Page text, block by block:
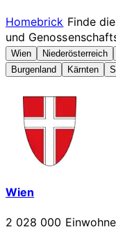
Homebrick Finde
und
Wien Niederösterreich
Burgenland
Kärnten
Wien
2 028 000